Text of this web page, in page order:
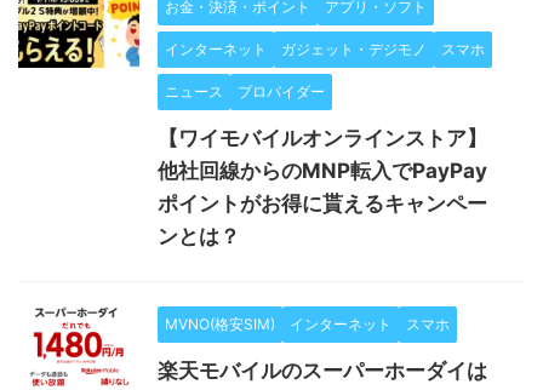
お金・決済・ポイント アプリ・ソフト
インターネット ガジェット・デジモノ スマホ
ニュース プロバイダー
【ワイモバイルオンラインストア】
他社回線からのMNP転入でPayPay
ポイントがお得に貰えるキャンペー
ンとは？
MVNO(格安SIM) インターネット スマホ
楽天モバイルのスーパーホーダイは